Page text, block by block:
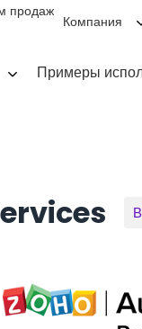
продаж
Компания
Примеры